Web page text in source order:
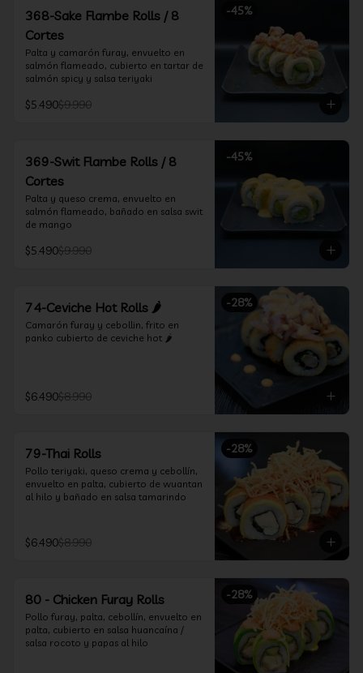
-45%
368-Sake Flambe Rolls / 8
Cortes
Palta y camarón furay, envuelto en
salmón flameado, cubierto en tartar de
salmón spicy y salsa teriyaki
$5.490$9.990
-45%
369-Swit Flambe Rolls / 8
Cortes
Palta y queso crema, envuelto en
salmón flameado, bañado en salsa swit
de mango
$5.490$9.990
-28%
74-Ceviche Hot Rolls 🌶️
Camarón furay y cebollin, frito en
panko cubierto de ceviche hot 🌶️
$6.490$8.990
-28%
79-Thai Rolls
Pollo teriyaki, queso crema y cebollín,
envuelto en palta, cubierto de wuantan
al hilo y bañado en salsa tamarindo
$6.490$8.990
-28%
80 - Chicken Furay Rolls
Pollo furay, palta, cebollín, envuelto en
palta, cubierto en salsa huancaína /
salsa rocoto y papas al hilo